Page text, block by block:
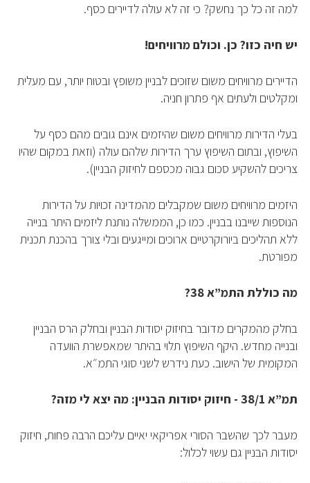
פרויקטים חדשים
נדל"ן בחו"ל
פרסום ליועצי נדל״ן
מקצוענים
צילום תלת מימד
כתבות
צור קשר
אפליקציית ‫Android
למה זה כל כך נחשק? כי זה לא עולה לדיירים כסף.
יש חיה כזו? כן. וכולם מרוויחים!
הדיירים מרוויחים משום שזוכים לבניין משופץ ובטוח יותר, עם מעלית
ומקלטים ולעתים אף פתרון חניה.
בעלי הדירות מרוויחים משום שהיזמים אינם גובים מהם כסף על
השיפוץ, ובתום השיפוץ ערך הדירות שלהם עולה (וזאת במקום שהיו
צריכים להשקיע סכום גבוה מכספם לחיזוק הבניין).
היזמים מרוויחים משום שמקבלים מהמדינה זכויות על הדירות
הנוספות שייבנו בבניין. כמו כן, הממשלה נותנת ליזמים היתר בנייה
ללא תהליכים ביורוקרטיים ארוכים ומייגעים ובלי צורך בהכנת תכנית
מפורטת.
מה כוללת התמ”א 38?
בחלק מהמקרים מדובר בחיזוק יסודות הבניין ובחלק הרס הבניין
ובנייה מחדש. היקף השיפוץ תלוי בהיתר שמאפשרת הוועדה
המקומית של הישוב. כעת נידרש לשני סוגי התמ״א.
תמ”א 38/1 - חיזוק יסודות הבניין: מה יצא לי מזה?
מעבר לכך שהשבר הסורי אפריקאי יאיים עליכם הרבה פחות, חיזוק
יסודות הבניין גם עשוי לכלול: